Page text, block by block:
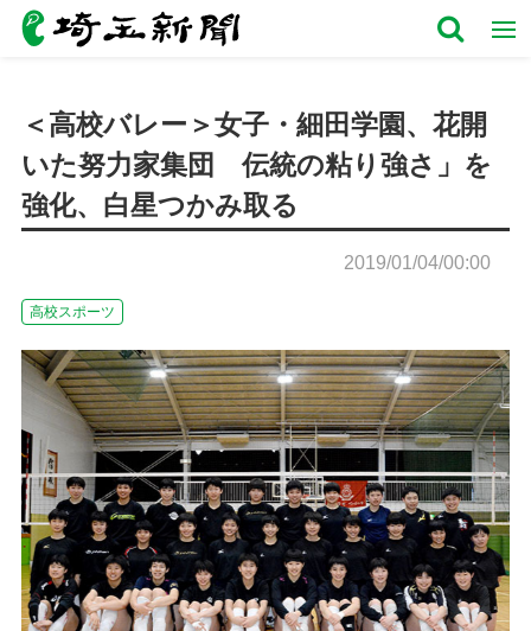
＜高校バレー＞女子・細田学園、花開
いた努力家集団 伝統の粘り強さ」を
強化、白星つかみ取る
2019/01/04/00:00
高校スポーツ